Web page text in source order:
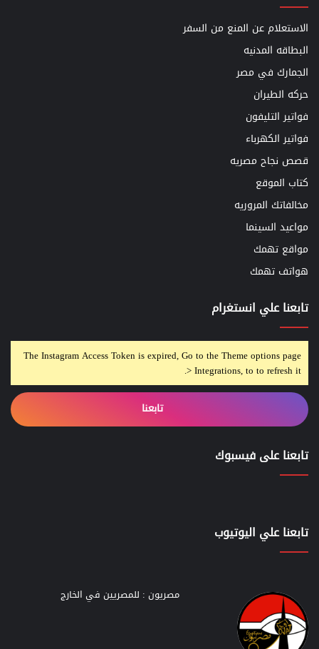
الاستعلام عن المنع من السفر
البطاقه المدنيه
الجمارك في مصر
حركه الطيران
فواتير التليفون
فواتير الكهرباء
قصص نجاح مصريه
كتاب الموقع
مخالفاتك المروريه
مواعيد السينما
مواقع تهمك
هواتف تهمك
تابعنا علي انستغرام
The Instagram Access Token is expired, Go to the Theme options page
> Integrations, to to refresh it.
تابعنا
تابعنا على فيسبوك
تابعنا علي اليوتيوب
مصريون : للمصريين في الخارج